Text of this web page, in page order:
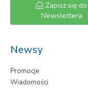
Zapisz się do
Newslettera
Newsy
Promocje
Wiadomości